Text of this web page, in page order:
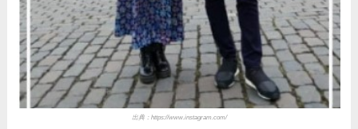
出典： https://www.instagram.com/